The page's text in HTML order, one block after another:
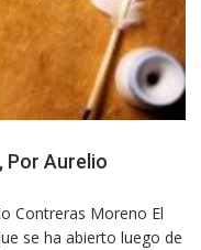
Por Aurelio
Contreras Moreno El
se ha abierto luego de